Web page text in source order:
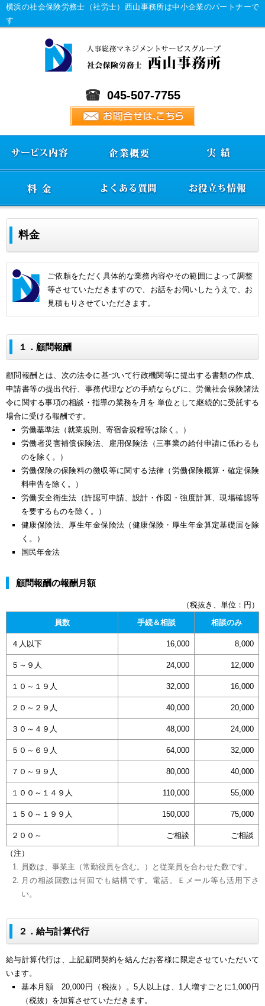
横浜の社会保険労務士（社労士）西山事務所は中小企業のパートナーで
す
045-507-7755
料金
ご依頼をただく具体的な業務内容やその範囲によって調整
等させていただきますので、お話をお伺いしたうえで、お
見積もりさせていただきます。
１．顧問報酬
顧問報酬とは、次の法令に基づいて行政機関等に提出する書類の作成、
申請書等の提出代行、事務代理などの手続ならびに、労働社会保険諸法
令に関する事項の相談・指導の業務を月を 単位として継続的に受託する
場合に受ける報酬です。
労働基準法（就業規則、寄宿舎規程等は除く。）
労働者災害補償保険法、雇用保険法（三事業の給付申請に係わるも
のを除く。）
労働保険の保険料の徴収等に関する法律（労働保険概算・確定保険
料申告を除く。）
労働安全衛生法（許認可申請、設計・作図・強度計算、現場確認等
を要するものを除く。）
健康保険法、厚生年金保険法（健康保険・厚生年金算定基礎届を除
く。）
国民年金法
顧問報酬の報酬月額
（税抜き、単位：円）
員数
手続＆相談 相談のみ
４人以下 16,000 8,000
５～９人 24,000 12,000
１０～１９人 32,000 16,000
２０～２９人 40,000 20,000
３０～４９人 48,000 24,000
５０～６９人 64,000 32,000
７０～９９人 80,000 40,000
１００～１４９人 110,000 55,000
１５０～１９９人 150,000 75,000
２００～ ご相談
ご相談
（注）
員数は、事業主（常勤役員を含む。）と従業員を合わせた数です。
月の相談回数は何回でも結構です。電話。Ｅメール等も活用下さ
い。
２．給与計算代行
給与計算代行は、上記顧問契約を結んだお客様に限定させていただいて
います。
基本月額 20,000円（税抜）。5人以上は、1人増すごとに1,000円
（税抜）を加算させていただきます。